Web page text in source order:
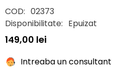
COD: 02373
Disponibilitate: Epuizat
149,00 lei
Intreaba un consultant